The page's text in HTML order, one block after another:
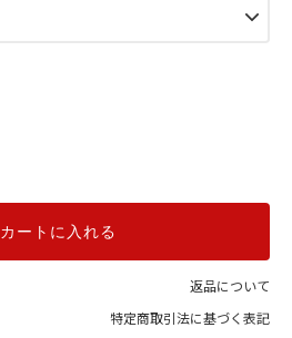
カートに入れる
返品について
特定商取引法に基づく表記